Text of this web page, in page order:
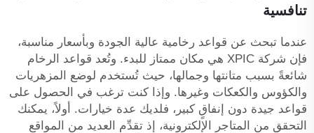
تنافسية
عندما تبحث عن قواعد رخامية عالية الجودة وبأسعار مناسبة،
فإن شركة XPIC هي مكان ممتاز للبدء. وتُعد قواعد الرخام
شائعةً بسبب متانتها وجمالها، حيث تُستخدم لوضع المزهريات
والكؤوس والكعكات وغيرها. وإذا كنت ترغب في الحصول على
قواعد جيدة دون إنفاقٍ كبير، فلديك عدة خيارات. أولاً، يمكنك
التحقق من المتاجر الإلكترونية، إذ تقدِّم العديد من المواقع